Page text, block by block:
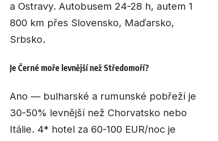
a Ostravy. Autobusem 24-28 h, autem 1
800 km přes Slovensko, Maďarsko,
Srbsko.
Je Černé moře levnější než Středomoří?
Ano — bulharské a rumunské pobřeží je
30-50% levnější než Chorvatsko nebo
Itálie. 4* hotel za 60-100 EUR/noc je